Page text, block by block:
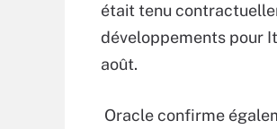
était tenu
développements pour
août.
Oracle confirme